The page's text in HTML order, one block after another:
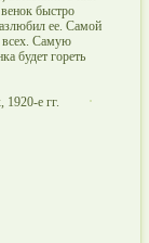
быстро
ее. Самой
всех. Самую
будет гореть
е гг.